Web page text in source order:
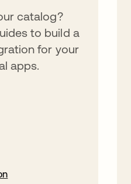
catalog?
to build a
for your
apps.